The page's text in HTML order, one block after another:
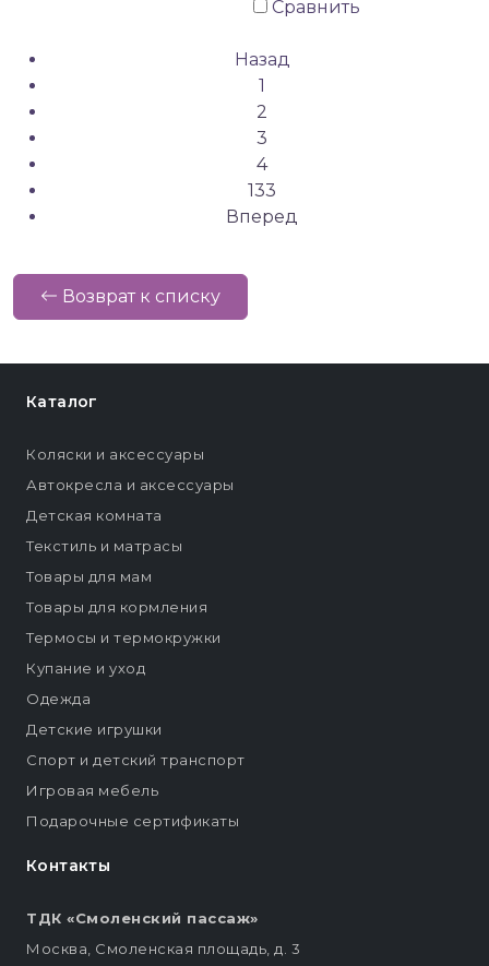
Сравнить
Назад
1
2
3
4
133
Вперед
Возврат к списку
Контакты
ТДК «Смоленский пассаж»
Москва, Смоленская площадь, д. 3
Каталог
Коляски и аксессуары
Автокресла и аксессуары
Детская комната
Текстиль и матрасы
Товары для мам
Товары для кормления
Термосы и термокружки
Купание и уход
Одежда
Детские игрушки
Спорт и детский транспорт
Игровая мебель
Подарочные сертификаты